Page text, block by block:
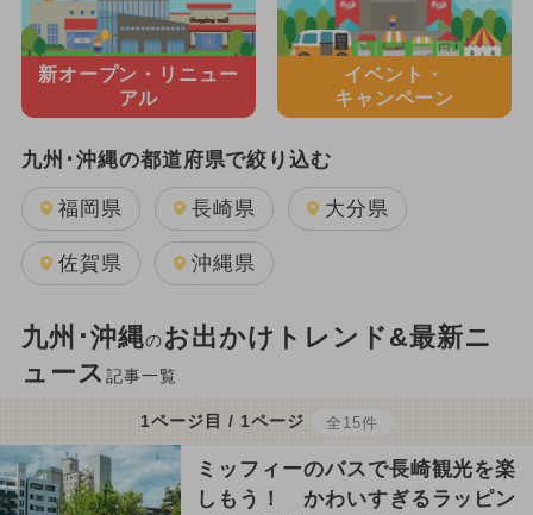
新オープン・ リニュー
アル
イベント・
キャンペーン
九州･沖縄の都道府県で絞り込む
福岡県 長崎県 大分県
佐賀県 沖縄県
九州･沖縄のお出かけトレンド&最新ニ
ュース 記事一覧
1ページ目 / 1ページ 全15件
ミッフィーのバスで長崎観光を楽
しもう！ かわいすぎるラッピン